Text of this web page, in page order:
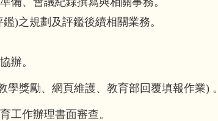
)之規劃及評鑑後續相關業務。
辦。
獎勵、網頁維護、教育部回覆填報作業) 。
工作辦理書面審查。